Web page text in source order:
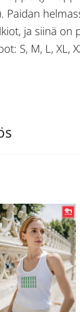
Paidan
ja siinä on
S, M, L, XL,